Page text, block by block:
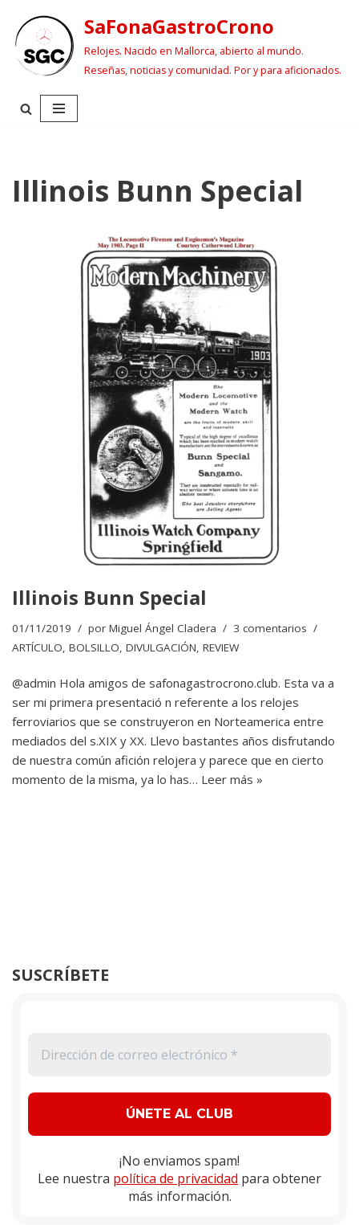
Saltar
al
SaFonaGastroCrono
Relojes. Nacido en Mallorca, abierto al mundo.
Reseñas, noticias y comunidad. Por y para aficionados.
Illinois Bunn Special
Illinois Bunn Special
01/11/2019 por Miguel Ángel Cladera
3 comentarios
ARTÍCULO, BOLSILLO, DIVULGACIÓN, REVIEW
@admin Hola amigos de safonagastrocrono.club. Esta va a
ser mi primera presentació n referente a los relojes
ferroviarios que se construyeron en Norteamerica entre
mediados del s.XIX y XX. Llevo bastantes años disfrutando
de nuestra común afición relojera y parece que en cierto
momento de la misma, ya lo has… Leer más »
SUSCRÍBETE
¡No enviamos spam!
Lee nuestra política de privacidad para obtener
más información.